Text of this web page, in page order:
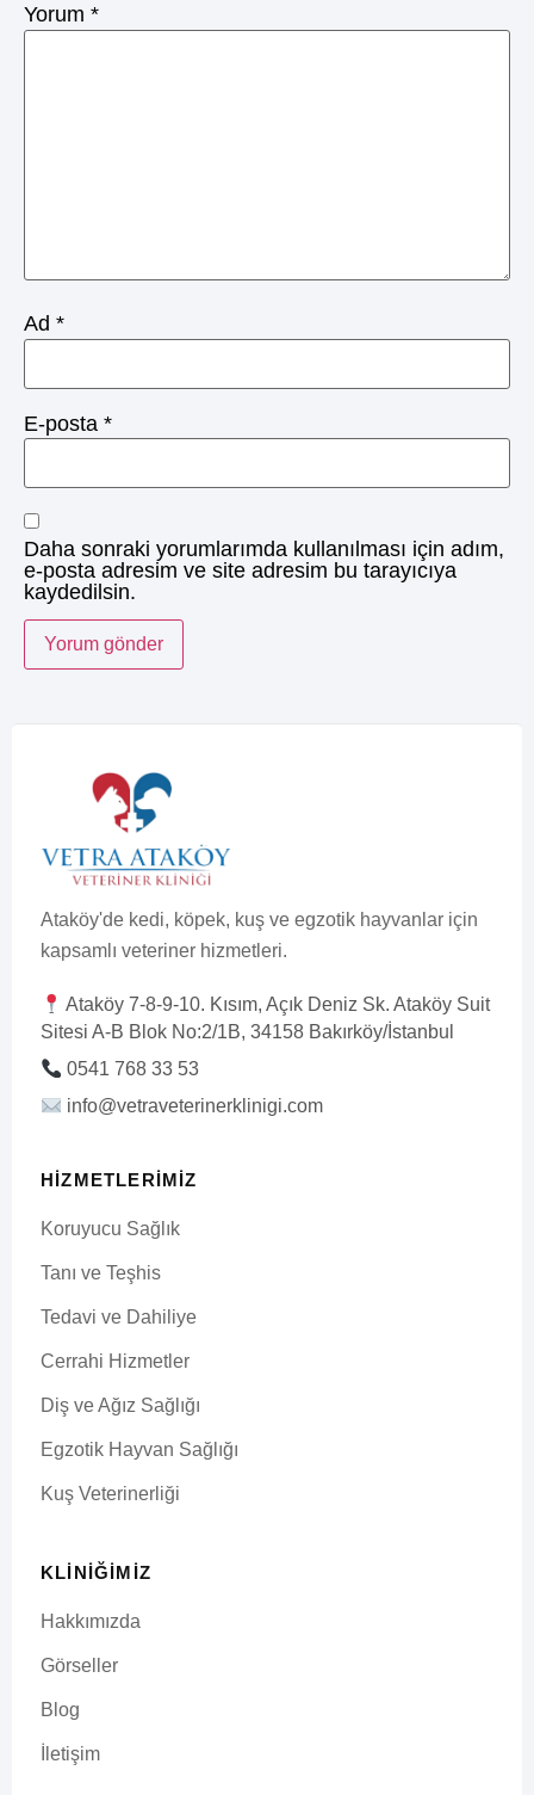
Yorum *
Ad *
E-posta *
Daha sonraki yorumlarımda kullanılması için adım,
e-posta adresim ve site adresim bu tarayıcıya
kaydedilsin.
Ataköy'de kedi, köpek, kuş ve egzotik hayvanlar için
kapsamlı veteriner hizmetleri.
Ataköy 7-8-9-10. Kısım, Açık Deniz Sk. Ataköy Suit
Sitesi A-B Blok No:2/1B, 34158 Bakırköy/İstanbul
0541 768 33 53
info@vetraveterinerklinigi.com
HIZMETLERIMIZ
Koruyucu Sağlık
Tanı ve Teşhis
Tedavi ve Dahiliye
Cerrahi Hizmetler
Diş ve Ağız Sağlığı
Egzotik Hayvan Sağlığı
Kuş Veterinerliği
KLINIĞIMIZ
Hakkımızda
Görseller
Blog
İletişim